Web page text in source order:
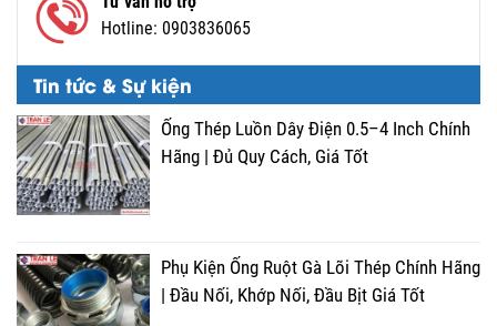
Hotline: 0903836065
Tin tức & Sự kiện
Ống Thép Luồn Dây Điện 0.5–4 Inch Chính
Hãng | Đủ Quy Cách, Giá Tốt
Phụ Kiện Ống Ruột Gà Lõi Thép Chính Hãng
| Đầu Nối, Khớp Nối, Đầu Bịt Giá Tốt